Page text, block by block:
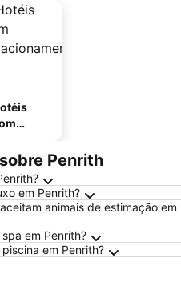
Penrith
em Penrith?
animais de estimação em
em Penrith?
em Penrith?